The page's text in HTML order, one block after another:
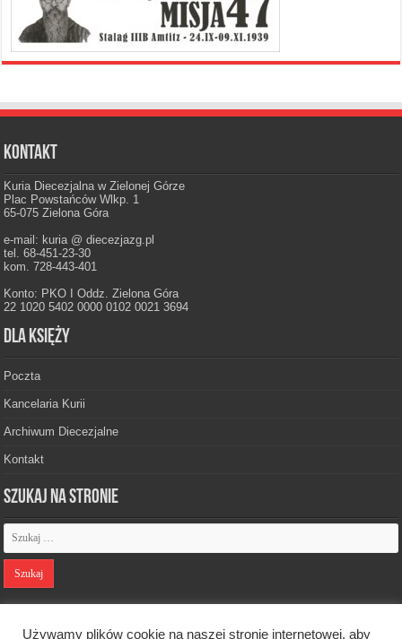
Kontakt
Kuria Diecezjalna w Zielonej Górze
Plac Powstańców Wlkp. 1
65-075 Zielona Góra
e-mail: kuria @ diecezjazg.pl
tel. 68-451-23-30
kom. 728-443-401
Konto: PKO I Oddz. Zielona Góra
22 1020 5402 0000 0102 0021 3694
Dla księży
Poczta
Kancelaria Kurii
Archiwum Diecezjalne
Kontakt
Szukaj na stronie
Używamy plików cookie na naszej stronie internetowej, aby